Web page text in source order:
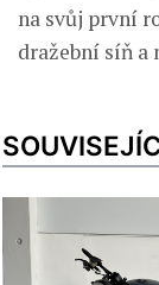
na svůj první
dražební síň